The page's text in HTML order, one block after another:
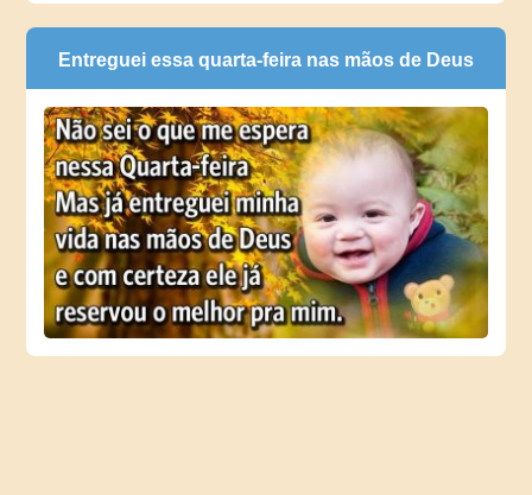
Entreguei essa quarta-feira nas mãos de Deus